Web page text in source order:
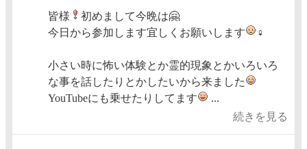
皆様
初めまして今晩は🤗
今日から参加します宜しくお願いします
‍♀
小さい時に怖い体験とか霊的現象とかいろいろ
な事を話したりとかしたいから来ました
YouTubeにも乗せたりしてます
...
続きを見る